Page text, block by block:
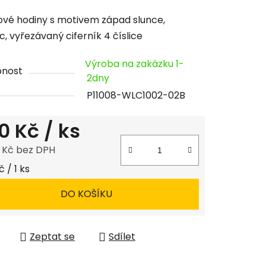
hodiny s motivem západ slunce,
vyřezávaný ciferník 4 číslice
Výroba na zakázku 1-
2dny
P11008-WLC1002-02B
Kč / ks
Kč bez DPH
cena:
/ 1 ks
DO KOŠÍKU
Zeptat se Sdílet